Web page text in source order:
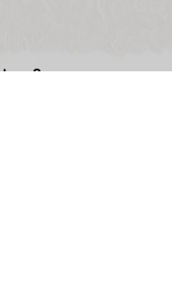
distinctive semne
emoțiile celorlalți
.
în zonele
intens poate fi o sursă
trăsătură îi face